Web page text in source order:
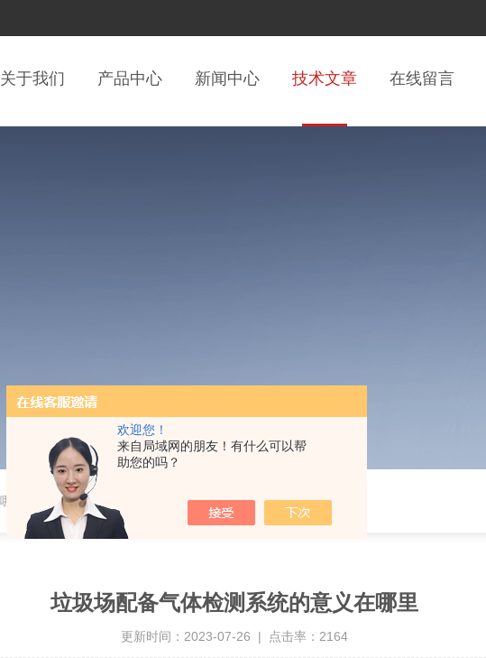
欢迎您！
来自局域网的朋友！有什么可以帮
助您的吗？
关于我们 产品中心 新闻中心 技术文章 在线留言
里
垃圾场配备气体检测系统的意义在哪里
更新时间：2023-07-26 | 点击率：2164